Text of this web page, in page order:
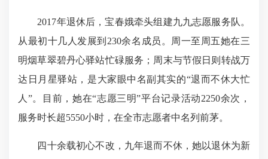
2017年退休后，宝春娥牵头组建九九志愿服务队。
从最初十几人发展到230余名成员。周一至周五她在三
明烟草翠碧丹心驿站忙碌服务；周末与节假日则转战万
达日月星驿站，是大家眼中名副其实的“退而不休大忙
人”。目前，她在“志愿三明”平台记录活动2250余次，
服务时长超5550小时，在全市志愿者中名列前茅。
四十余载初心不改，九年退而不休，她以退休为新